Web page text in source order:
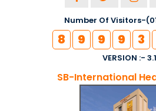
Number Of Visitors-
8 9 9 9 3
VERSION :-
SB-International